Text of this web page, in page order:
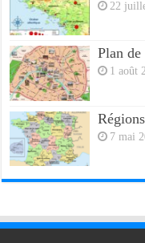
22
Plan de
1 août
7 mai